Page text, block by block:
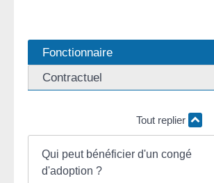
Fonctionnaire
Contractuel
Tout replier
Qui peut bénéficier d'un congé
d'adoption ?